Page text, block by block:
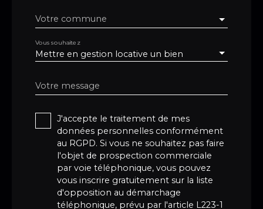
Votre commune
Mettre en gestion locative un bien
Vous souhaitez
Votre message
J'accepte le traitement de mes
données personnelles conformément
au RGPD. Si vous ne souhaitez pas faire
l'objet de prospection commerciale
par voie téléphonique, vous pouvez
vous inscrire gratuitement sur la liste
d'opposition au démarchage
téléphonique, prévu par l'article L223-1